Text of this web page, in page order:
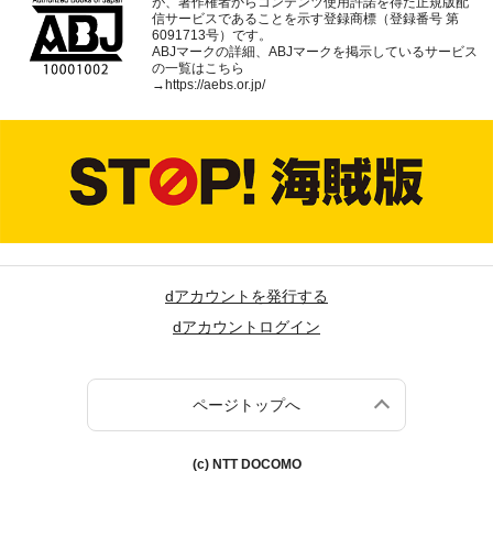
信サービスであることを示す登録商標（登録番号 第
6091713号）です。
ABJマークの詳細、ABJマークを掲示しているサービス
の一覧はこちら
→https://aebs.or.jp/
dアカウントを発行する
dアカウントログイン
ページトップへ
(c) NTT DOCOMO